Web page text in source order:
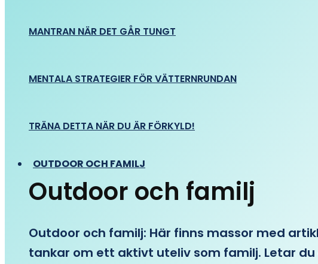
MANTRAN NÄR DET GÅR TUNGT
MENTALA STRATEGIER FÖR VÄTTERNRUNDAN
TRÄNA DETTA NÄR DU ÄR FÖRKYLD!
OUTDOOR OCH FAMILJ
Outdoor och familj
Outdoor och familj: Här finns massor med
tankar om ett aktivt uteliv som familj. Letar